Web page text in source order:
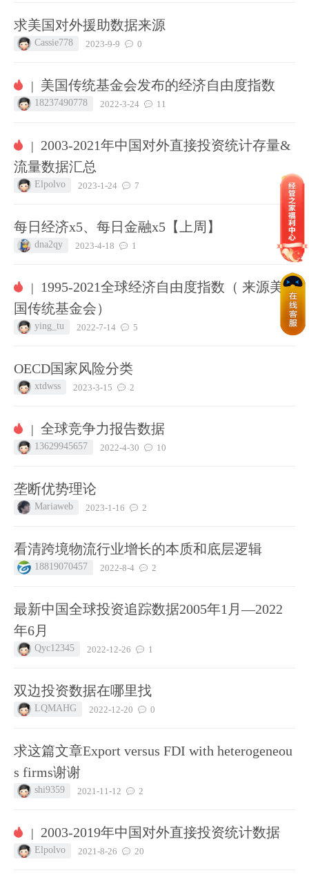
求美国对外援助数据来源
Cassie778 2023-9-9 0
| 美国传统基金会发布的经济自由度指数
18237490778 2022-3-24 11
| 2003-2021年中国对外直接投资统计存量&
流量数据汇总
Elpolvo 2023-1-24 7
每日经济x5、每日金融x5【上周】
dna2qy 2023-4-18 1
|
1995-2021全球经济自由度指数（ 来源美
国传统基金会）
ying_tu 2022-7-14 5
OECD国家风险分类
xtdwss 2023-3-15 2
| 全球竞争力报告数据
13629945657 2022-4-30 10
垄断优势理论
Mariaweb 2023-1-16 2
看清跨境物流行业增长的本质和底层逻辑
18819070457 2022-8-4 2
最新中国全球投资追踪数据2005年1月—2022
年6月
Qyc12345 2022-12-26 1
双边投资数据在哪里找
LQMAHG 2022-12-20 0
求这篇文章Export versus FDI with heterogeneou
s firms谢谢
shi9359 2021-11-12 2
| 2003-2019年中国对外直接投资统计数据
Elpolvo 2021-8-26 20